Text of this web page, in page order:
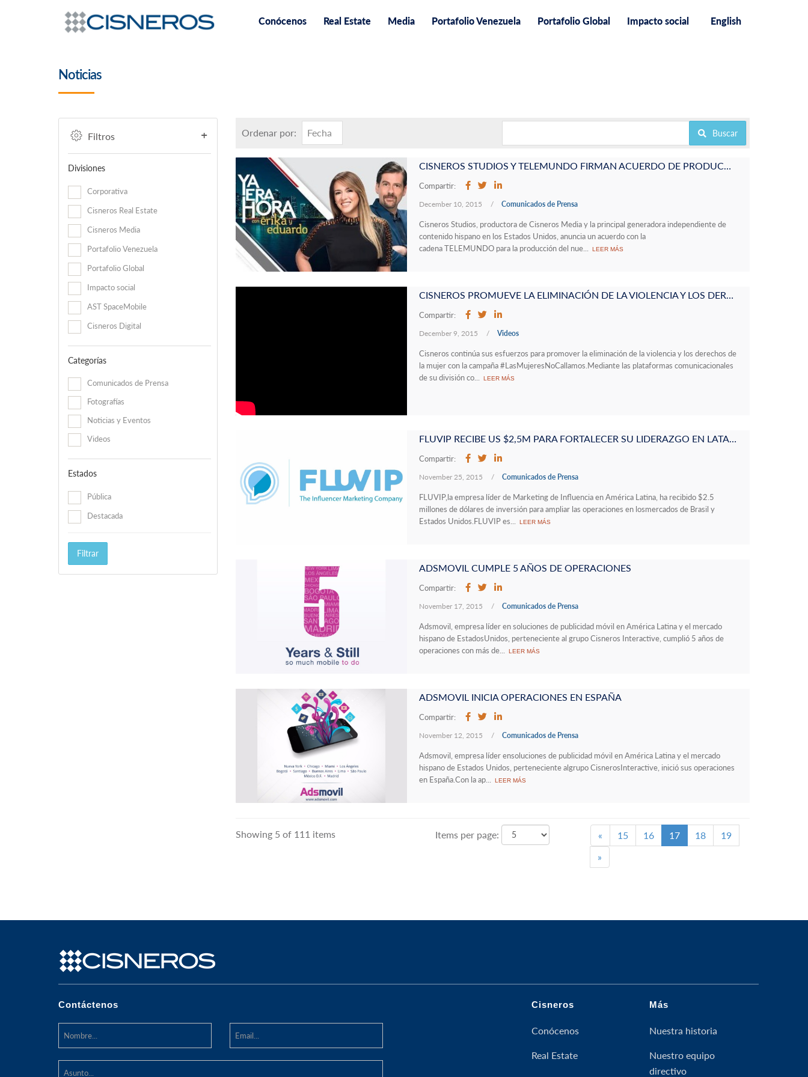
Conócenos Real Estate Media Portafolio Venezuela Portafolio Global Impacto social English
Noticias
Filtros
Divisiones
Corporativa
Cisneros Real Estate
Cisneros Media
Portafolio Venezuela
Portafolio Global
Impacto social
AST SpaceMobile
Cisneros Digital
Categorías
Comunicados de Prensa
Fotografías
Noticias y Eventos
Videos
Estados
Pública
Destacada
Filtrar
Ordenar por: Fecha Buscar
CISNEROS STUDIOS Y TELEMUNDO FIRMAN ACUERDO DE PRODUCCIÓN PARA EL NUEVO SHOW “YA ERA HORA CON ERIKA Y EDUARDO”
Compartir:
December 10, 2015 / Comunicados de Prensa
Cisneros Studios, productora de Cisneros Media y la principal generadora independiente de
contenido hispano en los Estados Unidos, anuncia un acuerdo con la
cadena TELEMUNDO para la producción del nue...
LEER MÁS
CISNEROS PROMUEVE LA ELIMINACIÓN DE LA VIOLENCIA Y LOS DERECHOS DE LA MUJER CON LA CAMPAÑA #LASMUJERESNOCALLAMOS
Compartir:
December 9, 2015 / Videos
Cisneros continúa sus esfuerzos para promover la eliminación de la violencia y los derechos de
la mujer con la campaña #LasMujeresNoCallamos.Mediante las plataformas comunicacionales
de su división co...
LEER MÁS
Compartir:
November 25, 2015 / Comunicados de Prensa
FLUVIP,la empresa líder de Marketing de Influencia en América Latina, ha recibido $2.5
millones de dólares de inversión para ampliar las operaciones en losmercados de Brasil y
Estados Unidos.FLUVIP es...
LEER MÁS
ADSMOVIL CUMPLE 5 AÑOS DE OPERACIONES
Compartir:
November 17, 2015 / Comunicados de Prensa
Adsmovil, empresa líder en soluciones de publicidad móvil en América Latina y el mercado
hispano de EstadosUnidos, perteneciente al grupo Cisneros Interactive, cumplió 5 años de
operaciones con más de...
LEER MÁS
ADSMOVIL INICIA OPERACIONES EN ESPAÑA
Compartir:
November 12, 2015 / Comunicados de Prensa
Adsmovil, empresa líder ensoluciones de publicidad móvil en América Latina y el mercado
hispano de Estados Unidos, perteneciente algrupo CisnerosInteractive, inició sus operaciones
en España.Con la ap...
LEER MÁS
Showing 5 of 111 items Items per page: « 15 16 17 18
19
»
Contáctenos Cisneros
Conócenos
Real Estate
Más
Nuestra historia
Nuestro equipo
directivo